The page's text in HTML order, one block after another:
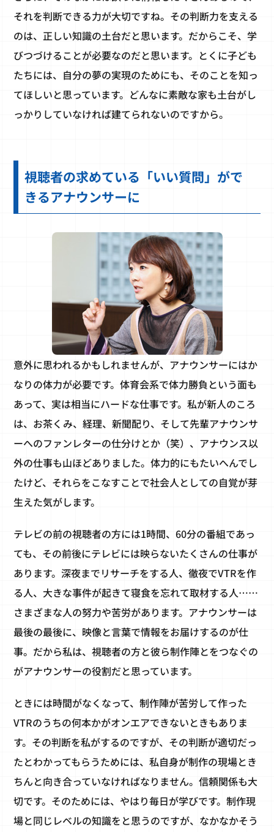
それを判断できる力が大切ですね。その判断力を支える
のは、正しい知識の土台だと思います。だからこそ、学
びつづけることが必要なのだと思います。とくに子ども
たちには、自分の夢の実現のためにも、そのことを知っ
てほしいと思っています。どんなに素敵な家も土台がし
っかりしていなければ建てられないのですから。
視聴者の求めている「いい質問」がで
きるアナウンサーに
意外に思われるかもしれませんが、アナウンサーにはか
なりの体力が必要です。体育会系で体力勝負という面も
あって、実は相当にハードな仕事です。私が新人のころ
は、お茶くみ、経理、新聞配り、そして先輩アナウンサ
ーへのファンレターの仕分けとか（笑）、アナウンス以
外の仕事も山ほどありました。体力的にもたいへんでし
たけど、それらをこなすことで社会人としての自覚が芽
生えた気がします。
テレビの前の視聴者の方には1時間、60分の番組であっ
ても、その前後にテレビには映らないたくさんの仕事が
あります。深夜までリサーチをする人、徹夜でVTRを作
る人、大きな事件が起きて寝食を忘れて取材する人……
さまざまな人の努力や苦労があります。アナウンサーは
最後の最後に、映像と言葉で情報をお届けするのが仕
事。だから私は、視聴者の方と彼ら制作陣とをつなぐの
がアナウンサーの役割だと思っています。
ときには時間がなくなって、制作陣が苦労して作った
VTRのうちの何本かがオンエアできないときもありま
す。その判断を私がするのですが、その判断が適切だっ
たとわかってもらうためには、私自身が制作の現場とき
ちんと向き合っていなければなりません。信頼関係も大
切です。そのためには、やはり毎日が学びです。制作現
場と同じレベルの知識をと思うのですが、なかなかそう